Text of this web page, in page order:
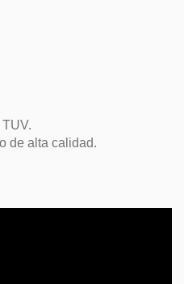
de alta calidad.